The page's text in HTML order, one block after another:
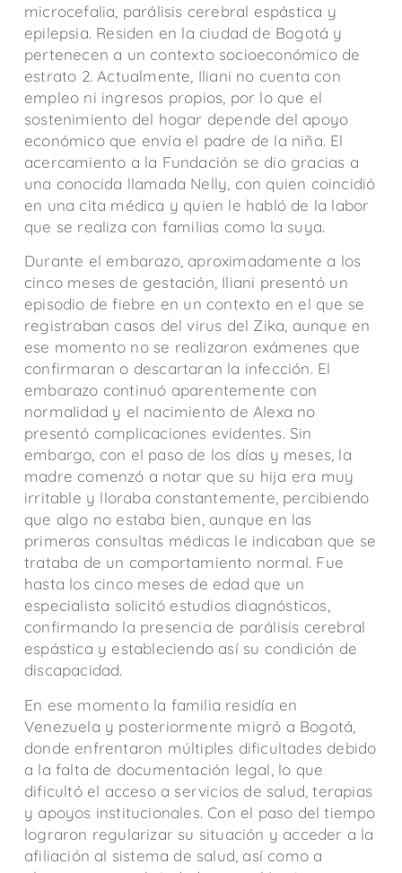
microcefalia, parálisis cerebral espástica y
epilepsia. Residen en la ciudad de Bogotá y
pertenecen a un contexto socioeconómico de
estrato 2. Actualmente, Iliani no cuenta con
empleo ni ingresos propios, por lo que el
sostenimiento del hogar depende del apoyo
económico que envía el padre de la niña. El
acercamiento a la Fundación se dio gracias a
una conocida llamada Nelly, con quien coincidió
en una cita médica y quien le habló de la labor
que se realiza con familias como la suya.
Durante el embarazo, aproximadamente a los
cinco meses de gestación, Iliani presentó un
episodio de fiebre en un contexto en el que se
registraban casos del virus del Zika, aunque en
ese momento no se realizaron exámenes que
confirmaran o descartaran la infección. El
embarazo continuó aparentemente con
normalidad y el nacimiento de Alexa no
presentó complicaciones evidentes. Sin
embargo, con el paso de los días y meses, la
madre comenzó a notar que su hija era muy
irritable y lloraba constantemente, percibiendo
que algo no estaba bien, aunque en las
primeras consultas médicas le indicaban que se
trataba de un comportamiento normal. Fue
hasta los cinco meses de edad que un
especialista solicitó estudios diagnósticos,
confirmando la presencia de parálisis cerebral
espástica y estableciendo así su condición de
discapacidad.
En ese momento la familia residía en
Venezuela y posteriormente migró a Bogotá,
donde enfrentaron múltiples dificultades debido
a la falta de documentación legal, lo que
dificultó el acceso a servicios de salud, terapias
y apoyos institucionales. Con el paso del tiempo
lograron regularizar su situación y acceder a la
afiliación al sistema de salud, así como a